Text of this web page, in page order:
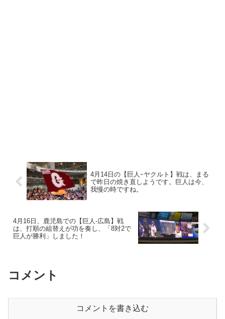
4月14日の【巨人ｰヤクルト】戦は、まる
で昨日の焼き直しようです。巨人は今、
我慢の時ですね。
4月16日、鹿児島での【巨人‐広島】戦
は、打順の組替えが功を奏し、「8対2で
巨人が勝利」しました！
コメント
コメントを書き込む